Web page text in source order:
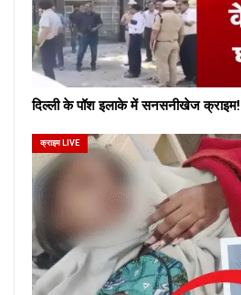
दिल्ली के पॉश इलाके में सनसनीखेज क्राइम!
क्राइम LIVE